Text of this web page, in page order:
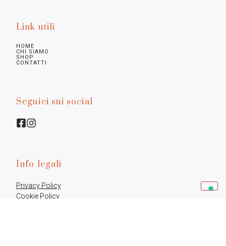
Link utili
HOME
CHI SIAMO
SHOP
CONTATTI
Seguici sui social
Info legali
Privacy Policy
Cookie Policy